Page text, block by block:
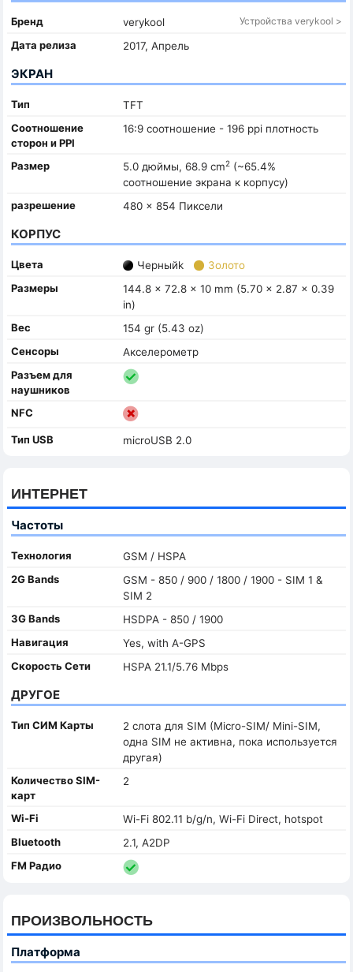
Бренд verykool Устройства verykool >
Дата релиза 2017, Апрель
ЭКРАН
Тип
TFT
Соотношение
сторон и PPI
16:9 соотношение - 196 ppi плотность
Размер 5.0 дюймы, 68.9 cm2(~65.4%
соотношение экрана к корпусу)
разрешение
480 x 854 Пиксели
КОРПУС
Цвета Черныйk
Золото
Размеры
144.8 x 72.8 x 10 mm (5.70 x 2.87 x 0.39
in)
Вес
154 gr (5.43 oz)
Сенсоры
Акселерометр
Разъем для
наушников
NFC
Тип USB microUSB 2.0
ИНТЕРНЕТ
Частоты
Технология
GSM / HSPA
2G Bands
GSM - 850 / 900 / 1800 / 1900 - SIM 1 &
SIM 2
3G Bands
HSDPA - 850 / 1900
Навигация
Yes, with A-GPS
Скорость Сети
HSPA 21.1/5.76 Mbps
ДРУГОЕ
Тип СИМ Карты
2 слота для SIM (Micro-SIM/ Mini-SIM,
одна SIM не активна, пока используется
другая)
Количество SIM-
карт
2
Wi-Fi
Wi-Fi 802.11 b/g/n, Wi-Fi Direct, hotspot
Bluetooth
2.1, A2DP
FM Радио
ПРОИЗВОЛЬНОСТЬ
Платформа